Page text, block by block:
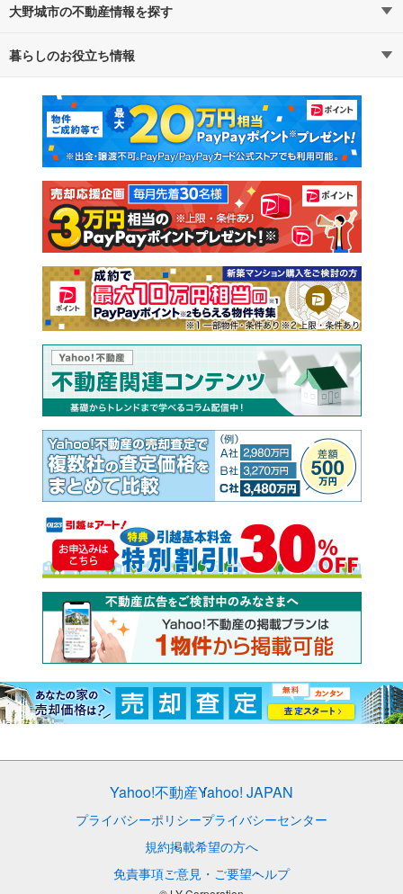
路線・駅から探す
通勤・通学時間から探す
大野城市の不動産情報を探す
不動産・住宅
新築マンション 中古マンション
新築一戸建て 中古一戸建て
注文住宅 土地
売却査定
暮らしのお役立ち情報
マンションカタログ 教えて！住まいの先生
Yahoo!不動産Yahoo! JAPAN
プライバシーポリシープライバシーセンター
規約掲載希望の方へ
免責事項ご意見・ご要望ヘルプ